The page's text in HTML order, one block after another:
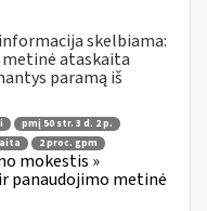
skelbiama:
ataskaita
paramą iš
pmį 50 str. 3 d. 2 p.
2 proc. gpm
mokestis »
panaudojimo metinė